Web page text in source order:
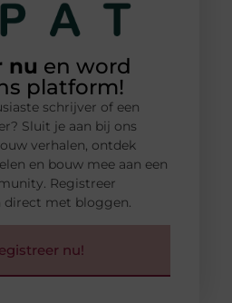
nu en word
platform!
schrijver of een
Sluit je aan bij ons
verhalen, ontdek
en bouw mee aan een
Registreer
direct met bloggen.
nu!